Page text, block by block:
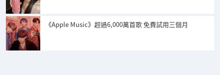
《Apple Music》超過6,000萬首歌 免費試用三個月